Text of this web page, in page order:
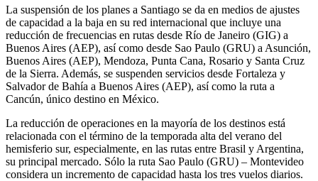
La suspensión de los planes a Santiago se da en medios de ajustes
de capacidad a la baja en su red internacional que incluye una
reducción de frecuencias en rutas desde Río de Janeiro (GIG) a
Buenos Aires (AEP), así como desde Sao Paulo (GRU) a Asunción,
Buenos Aires (AEP), Mendoza, Punta Cana, Rosario y Santa Cruz
de la Sierra. Además, se suspenden servicios desde Fortaleza y
Salvador de Bahía a Buenos Aires (AEP), así como la ruta a
Cancún, único destino en México.
La reducción de operaciones en la mayoría de los destinos está
relacionada con el término de la temporada alta del verano del
hemisferio sur, especialmente, en las rutas entre Brasil y Argentina,
su principal mercado. Sólo la ruta Sao Paulo (GRU) – Montevideo
considera un incremento de capacidad hasta los tres vuelos diarios.